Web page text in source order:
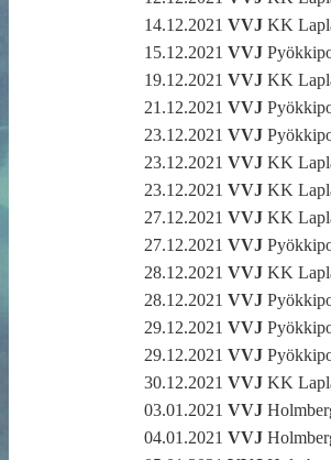
14.12.2021 VVJKK
15.12.2021 VVJ
19.12.2021 VVJKK
21.12.2021 VVJ
23.12.2021 VVJ
23.12.2021 VVJKK
23.12.2021 VVJKK
27.12.2021 VVJKK
27.12.2021 VVJ
28.12.2021 VVJKK
28.12.2021 VVJ
29.12.2021 VVJ
29.12.2021 VVJ
30.12.2021 VVJKK
03.01.2021 VVJ
04.01.2021 VVJ